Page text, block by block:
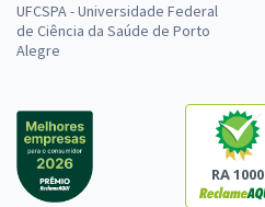
UFCSPA - Universidade Federal
de Ciência da Saúde de Porto
Alegre
RA 1000